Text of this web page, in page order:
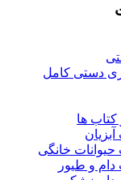
دستی کامل
کتاب ها
حیوانات خانگی
دام و طیور